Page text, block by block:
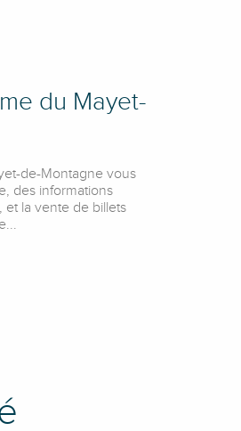
du Mayet-
de-Montagne vous
des informations
et la vente de billets